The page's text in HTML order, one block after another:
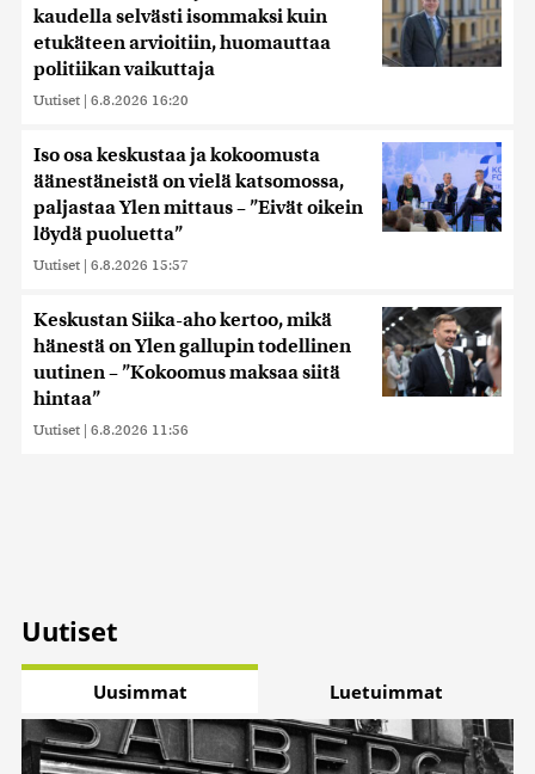
kaudella selvästi isommaksi kuin
etukäteen arvioitiin, huomauttaa
politiikan vaikuttaja
Uutiset | 6.8.2026 16:20
Iso osa keskustaa ja kokoomusta
äänestäneistä on vielä katsomossa,
paljastaa Ylen mittaus – ”Eivät oikein
löydä puoluetta”
Uutiset | 6.8.2026 15:57
Keskustan Siika-aho kertoo, mikä
hänestä on Ylen gallupin todellinen
uutinen – ”Kokoomus maksaa siitä
hintaa”
Uutiset | 6.8.2026 11:56
Uutiset
Uusimmat Luetuimmat